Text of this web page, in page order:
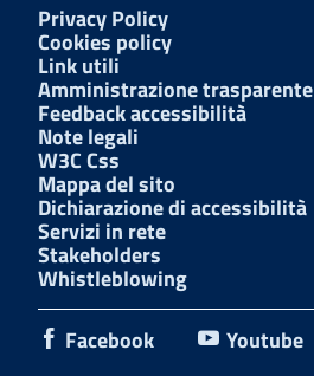
Privacy Policy
Cookies policy
Link utili
Amministrazione trasparente
Feedback accessibilità
Note legali
W3C Css
Mappa del sito
Dichiarazione di accessibilità
Servizi in rete
Stakeholders
Whistleblowing
Facebook
Youtube